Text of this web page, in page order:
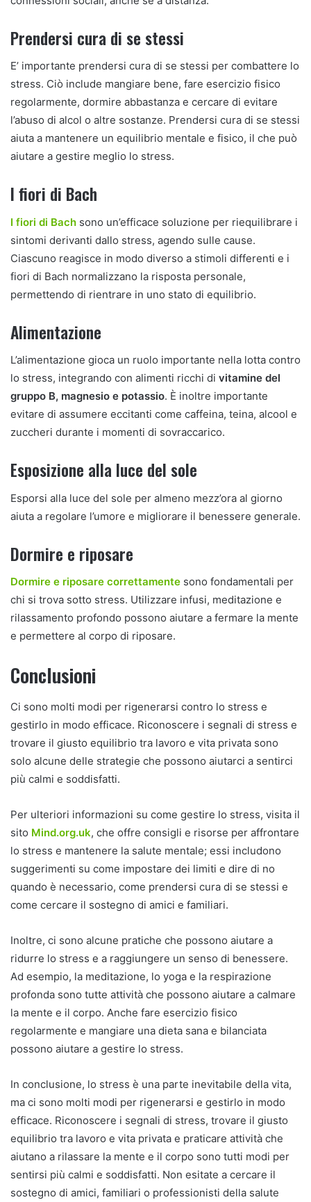
Prendersi cura di se stessi
E’ importante prendersi cura di se stessi per combattere lo
stress. Ciò include mangiare bene, fare esercizio fisico
regolarmente, dormire abbastanza e cercare di evitare
l’abuso di alcol o altre sostanze. Prendersi cura di se stessi
aiuta a mantenere un equilibrio mentale e fisico, il che può
aiutare a gestire meglio lo stress.
I fiori di Bach
I fiori di Bach sono un’efficace soluzione per riequilibrare i
sintomi derivanti dallo stress, agendo sulle cause.
Ciascuno reagisce in modo diverso a stimoli differenti e i
fiori di Bach normalizzano la risposta personale,
permettendo di rientrare in uno stato di equilibrio.
Alimentazione
L’alimentazione gioca un ruolo importante nella lotta contro
lo stress, integrando con alimenti ricchi di vitamine del
gruppo B, magnesio e potassio. È inoltre importante
evitare di assumere eccitanti come caffeina, teina, alcool e
zuccheri durante i momenti di sovraccarico.
Esposizione alla luce del sole
Esporsi alla luce del sole per almeno mezz’ora al giorno
aiuta a regolare l’umore e migliorare il benessere generale.
Dormire e riposare
Dormire e riposare correttamente sono fondamentali per
chi si trova sotto stress. Utilizzare infusi, meditazione e
rilassamento profondo possono aiutare a fermare la mente
e permettere al corpo di riposare.
Conclusioni
Ci sono molti modi per rigenerarsi contro lo stress e
gestirlo in modo efficace. Riconoscere i segnali di stress e
trovare il giusto equilibrio tra lavoro e vita privata sono
solo alcune delle strategie che possono aiutarci a sentirci
più calmi e soddisfatti.
Per ulteriori informazioni su come gestire lo stress, visita il
sito Mind.org.uk, che offre consigli e risorse per affrontare
lo stress e mantenere la salute mentale; essi includono
suggerimenti su come impostare dei limiti e dire di no
quando è necessario, come prendersi cura di se stessi e
come cercare il sostegno di amici e familiari.
Inoltre, ci sono alcune pratiche che possono aiutare a
ridurre lo stress e a raggiungere un senso di benessere.
Ad esempio, la meditazione, lo yoga e la respirazione
profonda sono tutte attività che possono aiutare a calmare
la mente e il corpo. Anche fare esercizio fisico
regolarmente e mangiare una dieta sana e bilanciata
possono aiutare a gestire lo stress.
In conclusione, lo stress è una parte inevitabile della vita,
ma ci sono molti modi per rigenerarsi e gestirlo in modo
efficace. Riconoscere i segnali di stress, trovare il giusto
equilibrio tra lavoro e vita privata e praticare attività che
aiutano a rilassare la mente e il corpo sono tutti modi per
sentirsi più calmi e soddisfatti. Non esitate a cercare il
sostegno di amici, familiari o professionisti della salute